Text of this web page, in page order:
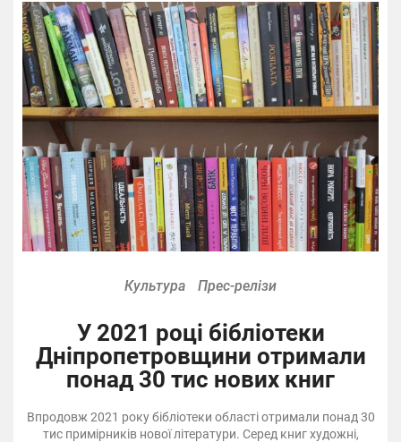
Культура Прес-релізи
У 2021 році бібліотеки
Дніпропетровщини отримали
понад 30 тис нових книг
Впродовж 2021 року бібліотеки області отримали понад 30
тис примірників нової літератури. Серед книг художні,